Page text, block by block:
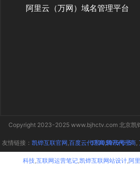
阿里云（万网）域名管理平台
Copyright 2023-2025 www.bjhctv.com 北京凯
17005975号-5
友情链接： 凯铧互联官网,百度云代理商,腾讯代理商,
科技,互联网运营笔记,凯铧互联网站设计,阿